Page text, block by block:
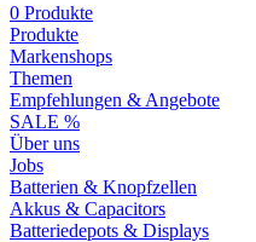
0 Produkte
Produkte
Markenshops
Themen
Empfehlungen & Angebote
SALE %
Über uns
Jobs
Batterien & Knopfzellen
Akkus & Capacitors
Batteriedepots & Displays